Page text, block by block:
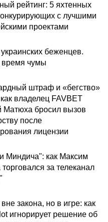
рейтинг: 5 яхтенных
с лучшими
проектами
украинских беженцев.
время чумы
штраф и «бегство»
владелец FAVBET
Матюха бросил вызов
после
лицензии
Миндича": как Максим
за телеканал
закона, но в игре: как
игнорирует решение об